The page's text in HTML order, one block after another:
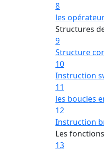
8
les
Structures
9
Structure
10
Instruction
11
les boucles
12
Instruction
Les fonctions
13